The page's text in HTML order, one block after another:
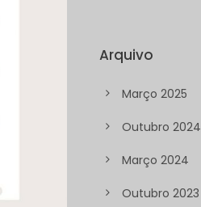
Arquivo
Março 2025
Outubro 2024
Março 2024
Outubro 2023